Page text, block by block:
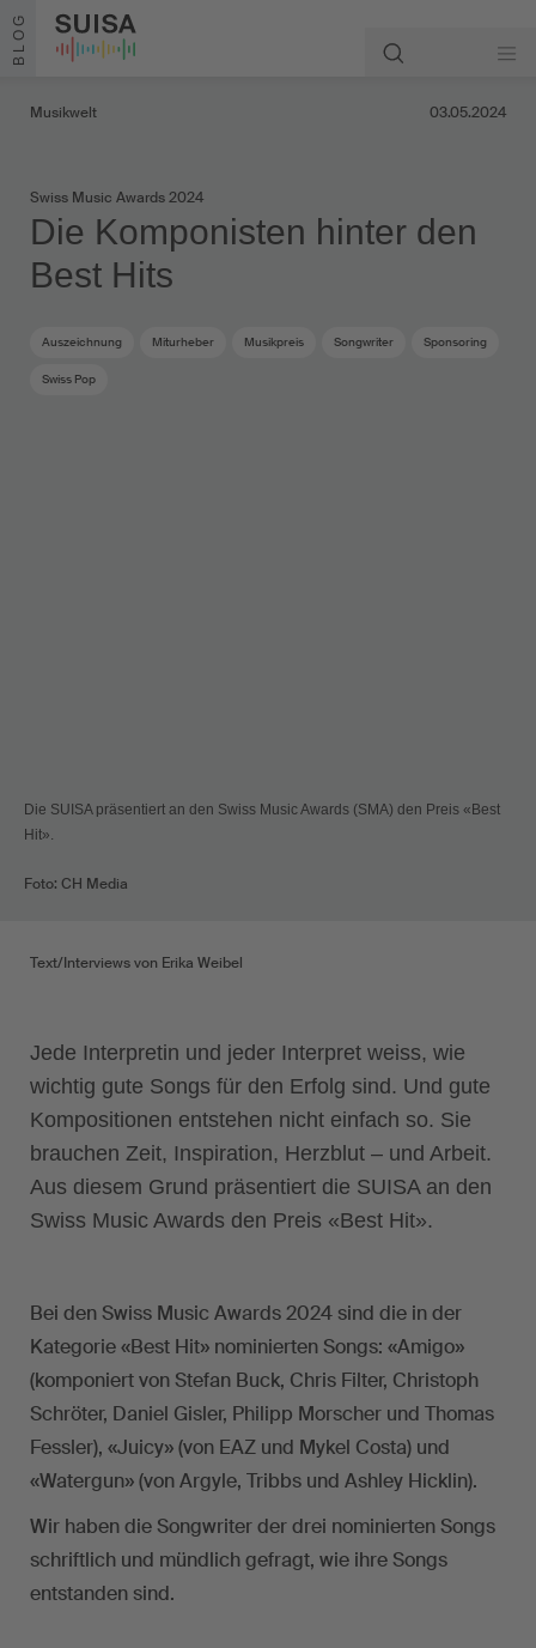
Zum Inhalt springen
BLOG
Musikwelt 03.05.2024
Swiss Music Awards 2024
Die Komponisten hinter den
Best Hits
Auszeichnung Miturheber Musikpreis Songwriter Sponsoring
Swiss Pop
Die SUISA präsentiert an den Swiss Music Awards (SMA) den Preis «Best
Hit».
Foto: CH Media
Text/Interviews von Erika Weibel
Jede Interpretin und jeder Interpret weiss, wie
wichtig gute Songs für den Erfolg sind. Und gute
Kompositionen entstehen nicht einfach so. Sie
brauchen Zeit, Inspiration, Herzblut – und Arbeit.
Aus diesem Grund präsentiert die SUISA an den
Swiss Music Awards den Preis «Best Hit».
Bei den Swiss Music Awards 2024 sind die in der
Kategorie «Best Hit» nominierten Songs: «Amigo»
(komponiert von Stefan Buck, Chris Filter, Christoph
Schröter, Daniel Gisler, Philipp Morscher und Thomas
Fessler), «Juicy» (von EAZ und Mykel Costa) und
«Watergun» (von Argyle, Tribbs und Ashley Hicklin).
Wir haben die Songwriter der drei nominierten Songs
schriftlich und mündlich gefragt, wie ihre Songs
entstanden sind.